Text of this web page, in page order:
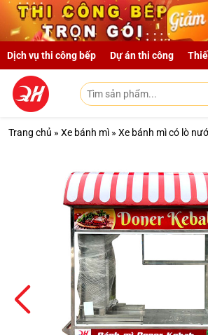
Skip to main content
Dịch vụ thi công bếp Dự án thi công
Trang chủ » Xe bánh mì » Xe bánh mì có lò